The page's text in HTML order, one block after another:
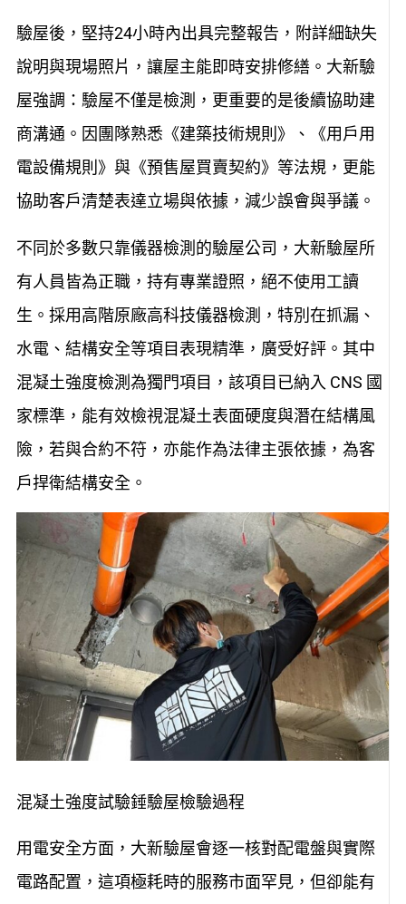
驗屋後，堅持24小時內出具完整報告，附詳細缺失
說明與現場照片，讓屋主能即時安排修繕。大新驗
屋強調：驗屋不僅是檢測，更重要的是後續協助建
商溝通。因團隊熟悉《建築技術規則》、《用戶用
電設備規則》與《預售屋買賣契約》等法規，更能
協助客戶清楚表達立場與依據，減少誤會與爭議。
不同於多數只靠儀器檢測的驗屋公司，大新驗屋所
有人員皆為正職，持有專業證照，絕不使用工讀
生。採用高階原廠高科技儀器檢測，特別在抓漏、
水電、結構安全等項目表現精準，廣受好評。其中
混凝土強度檢測為獨門項目，該項目已納入 CNS 國
家標準，能有效檢視混凝土表面硬度與潛在結構風
險，若與合約不符，亦能作為法律主張依據，為客
戶捍衛結構安全。
混凝土強度試驗錘驗屋檢驗過程
用電安全方面，大新驗屋會逐一核對配電盤與實際
電路配置，這項極耗時的服務市面罕見，但卻能有